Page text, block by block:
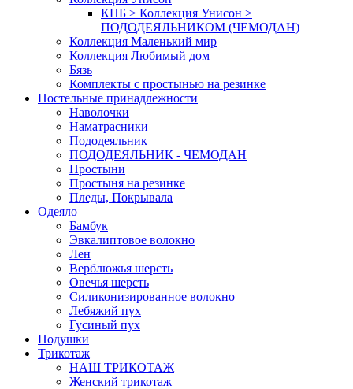
КПБ > Коллекция Унисон >
ПОДОДЕЯЛЬНИКОМ (ЧЕМОДАН)
Коллекция Маленький мир
Коллекция Любимый дом
Бязь
Комплекты с простынью на резинке
Постельные принадлежности
Наволочки
Наматрасники
Пододеяльник
ПОДОДЕЯЛЬНИК - ЧЕМОДАН
Простыни
Простыня на резинке
Пледы, Покрывала
Одеяло
Бамбук
Эвкалиптовое волокно
Лен
Верблюжья шерсть
Овечья шерсть
Силиконизированное волокно
Лебяжий пух
Гусиный пух
Подушки
Трикотаж
НАШ ТРИКОТАЖ
Женский трикотаж